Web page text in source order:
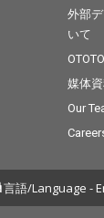
外部
いて
媒体
Our
言語/Language -